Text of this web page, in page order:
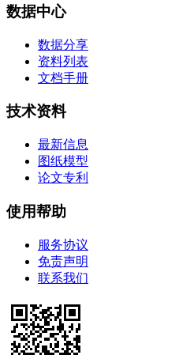
数据中心
数据分享
资料列表
文档手册
技术资料
最新信息
图纸模型
论文专利
使用帮助
服务协议
免责声明
联系我们